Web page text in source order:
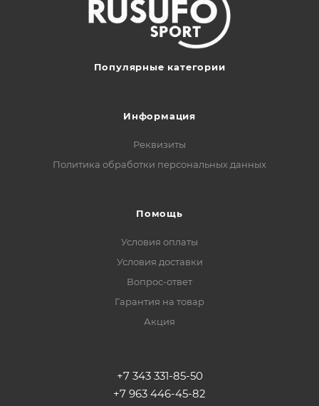
Популярные категории
Информация
Реквизиты
Политика обработки персональных данных
Помощь
Условия оплаты
Условия доставки
Вопрос-ответ
Гарантия на товар
Акция
+7 343 331-85-50
+7 963 446-45-82